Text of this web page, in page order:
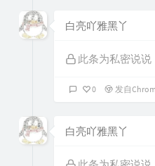
白亮吖雅黑丫
此条为私密说
0 发自
白亮吖雅黑丫